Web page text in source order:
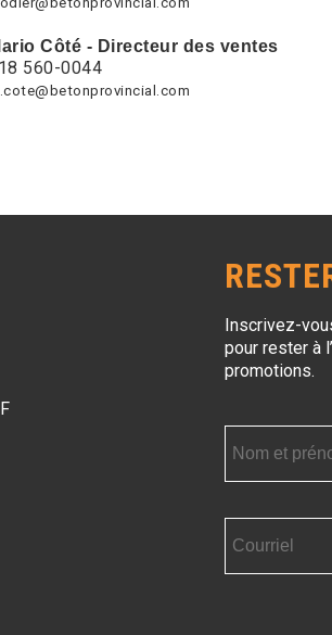
Côté - Directeur des ventes
560-0044
Inscrivez-
pour rester à
promotions.